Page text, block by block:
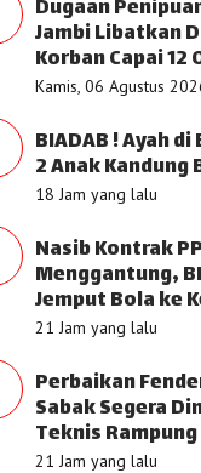
Dugaan
Jambi Libatkan
Korban Capai 12
Kamis, 06 Agustus
BIADAB ! Ayah
2 Anak
18 Jam yang lalu
Nasib Kontrak
Menggantung,
Jemput Bola ke
21 Jam yang lalu
Perbaikan
Sabak Segera
Teknis Rampung
21 Jam yang lalu